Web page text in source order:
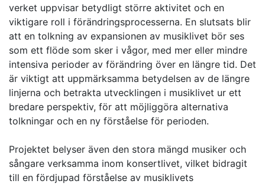
verket uppvisar betydligt större aktivitet och en
viktigare roll i förändringsprocesserna. En slutsats blir
att en tolkning av expansionen av musiklivet bör ses
som ett flöde som sker i vågor, med mer eller mindre
intensiva perioder av förändring över en längre tid. Det
är viktigt att uppmärksamma betydelsen av de längre
linjerna och betrakta utvecklingen i musiklivet ur ett
bredare perspektiv, för att möjliggöra alternativa
tolkningar och en ny förståelse för perioden.
Projektet belyser även den stora mängd musiker och
sångare verksamma inom konsertlivet, vilket bidragit
till en fördjupad förståelse av musiklivets